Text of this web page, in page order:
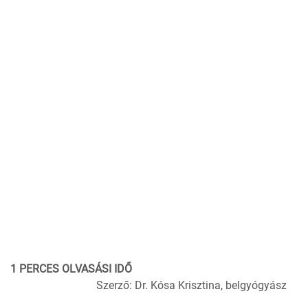
1 PERCES OLVASÁSI IDŐ
Szerző: Dr. Kósa Krisztina, belgyógyász